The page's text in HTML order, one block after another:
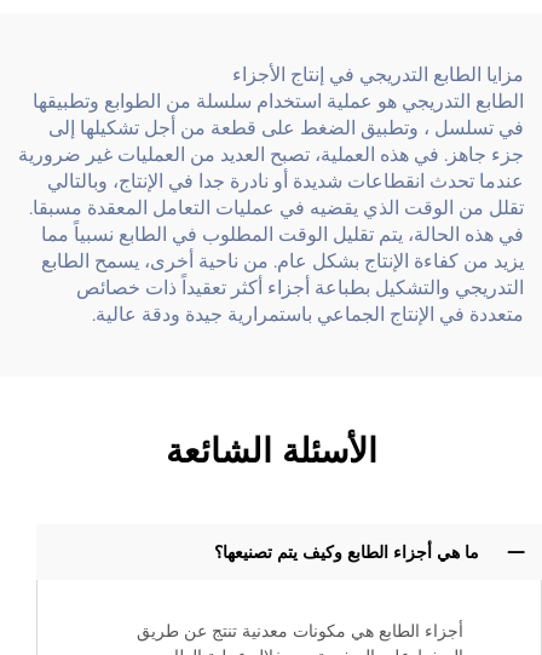
مزايا الطابع التدريجي في إنتاج الأجزاء
الطابع التدريجي هو عملية استخدام سلسلة من الطوابع وتطبيقها
في تسلسل ، وتطبيق الضغط على قطعة من أجل تشكيلها إلى
جزء جاهز. في هذه العملية، تصبح العديد من العمليات غير ضرورية
عندما تحدث انقطاعات شديدة أو نادرة جدا في الإنتاج، وبالتالي
تقلل من الوقت الذي يقضيه في عمليات التعامل المعقدة مسبقا.
في هذه الحالة، يتم تقليل الوقت المطلوب في الطابع نسبياً مما
يزيد من كفاءة الإنتاج بشكل عام. من ناحية أخرى، يسمح الطابع
التدريجي والتشكيل بطباعة أجزاء أكثر تعقيداً ذات خصائص
متعددة في الإنتاج الجماعي باستمرارية جيدة ودقة عالية.
الأسئلة الشائعة
ما هي أجزاء الطابع وكيف يتم تصنيعها؟
أجزاء الطابع هي مكونات معدنية تنتج عن طريق